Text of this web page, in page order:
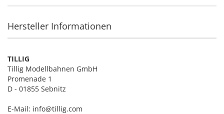
Hersteller Informationen
TILLIG
Tillig Modellbahnen GmbH
Promenade 1
D - 01855 Sebnitz
E-Mail: info@tillig.com